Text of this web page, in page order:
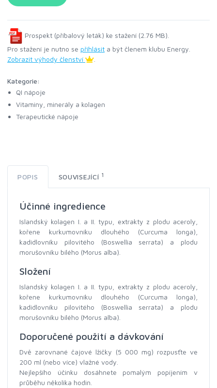
Prospekt (příbalový leták) ke stažení (2.76 MB).
Pro stažení je nutno se přihlásit a být členem klubu Energy.
Zobrazit výhody členství
Kategorie:
QI nápoje
Vitaminy, minerály a kolagen
Terapeutické nápoje
POPIS SOUVISEJÍCÍ 1
Účinné ingredience
Islandský kolagen I. a II. typu, extrakty z plodu aceroly,
kořene kurkumovníku dlouhého (Curcuma longa),
kadidlovníku pilovitého (Boswellia serrata) a plodu
morušovníku bílého (Morus alba).
Složení
Islandský kolagen I. a II. typu, extrakty z plodu aceroly,
kořene kurkumovníku dlouhého (Curcuma longa),
kadidlovníku pilovitého (Boswellia serrata) a plodu
morušovníku bílého (Morus alba).
Doporučené použití a dávkování
Dvě zarovnané čajové lžičky (5 000 mg) rozpusťte ve
200 ml (nebo více) vlažné vody.
Nejlepšího účinku dosáhnete pomalým popíjením v
průběhu několika hodin.